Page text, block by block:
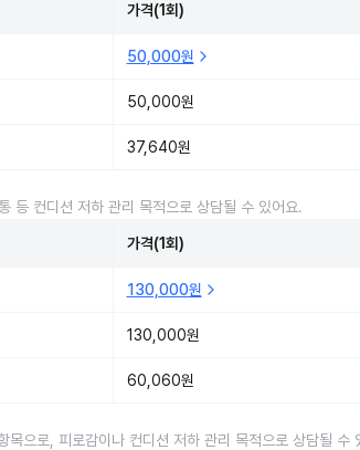
가격(1회)
50,000원
50,000원
37,640원
등 컨디션 저하 관리 목적으로 상담될 수 있어요.
가격(1회)
130,000원
130,000원
60,060원
목으로, 피로감이나 컨디션 저하 관리 목적으로 상담될 수